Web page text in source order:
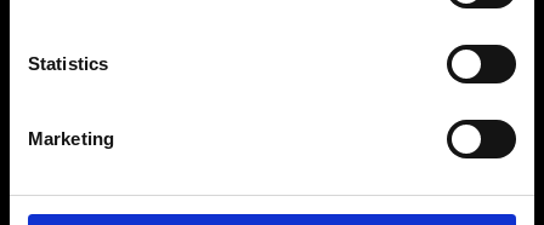
Statistics
Marketing